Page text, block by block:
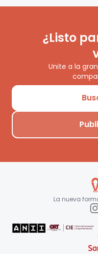
¿Listo
Unite a la
La nueva